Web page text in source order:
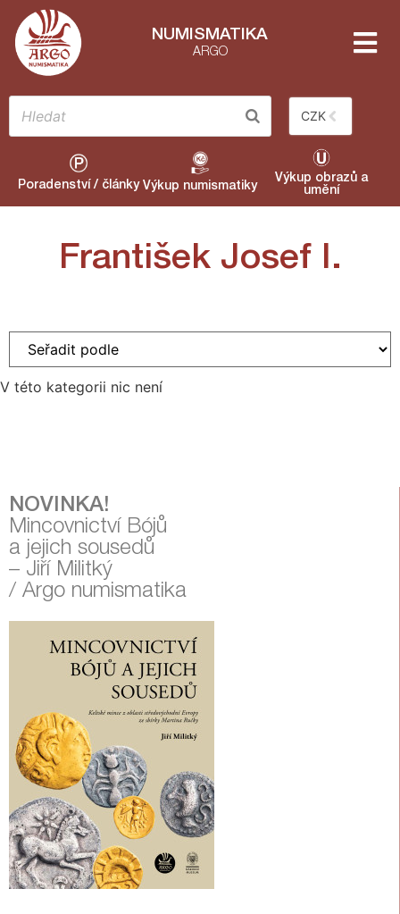
NUMISMATIKA
ARGO
CZK
Poradenství / články Výkup numismatiky
Výkup obrazů a
umění
NOVINKA!
Mincovnictví Bójů
a jejich sousedů
– Jiří Militký
/ Argo numismatika
František Josef I.
V této kategorii nic není